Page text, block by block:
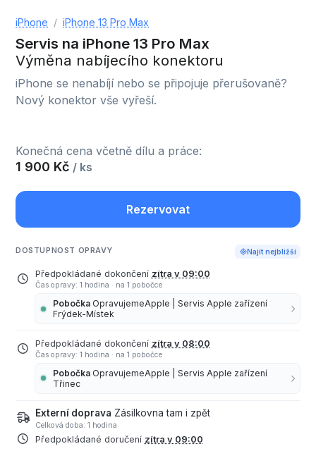
iPhone iPhone 13 Pro Max
Servis na iPhone 13 Pro Max
Výměna nabíjecího konektoru
iPhone se nenabíjí nebo se připojuje přerušovaně?
Nový konektor vše vyřeší.
Konečná cena včetně dílu a práce:
1 900 Kč / ks
Rezervovat
DOSTUPNOST OPRAVY Najít nejbližší
Předpokládané dokončení zítra v 09:00
Čas opravy: 1 hodina · na 1 pobočce
Pobočka OpravujemeApple | Servis Apple zařízení
Frýdek-Místek
Předpokládané dokončení zítra v 08:00
Čas opravy: 1 hodina · na 1 pobočce
Pobočka OpravujemeApple | Servis Apple zařízení
Třinec
Externí doprava Zásilkovna tam i zpět
Celková doba: 1 hodina
Předpokládané doručení zítra v 09:00